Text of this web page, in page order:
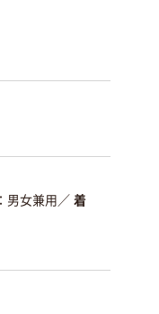
男女兼用 ／ 着